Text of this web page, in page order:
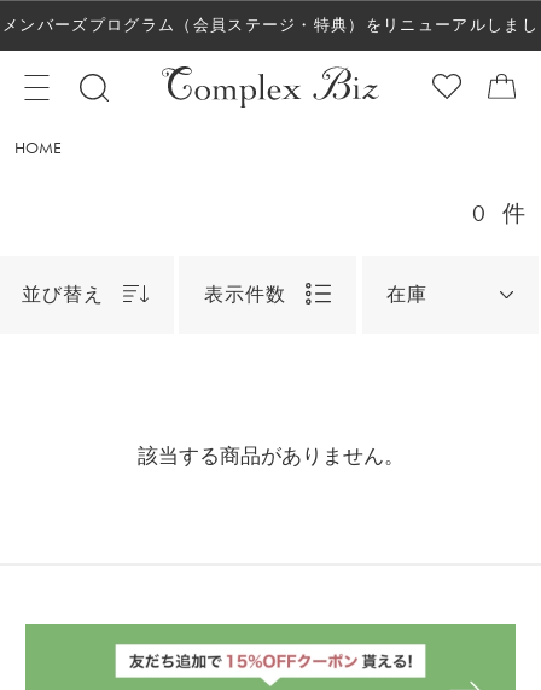
メンバーズプログラム（会員ステージ・特典）をリニューアルしまし
た！
HOME
0 件
並び替え 表示件数 在庫
該当する商品がありません。